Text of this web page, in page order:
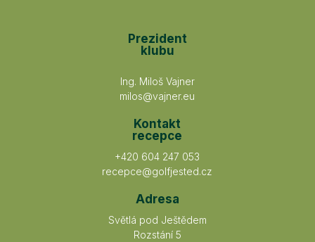
Prezident
klubu
Ing. Miloš Vajner
milos@vajner.eu
Kontakt
recepce
+420 604 247 053
recepce@golfjested.cz
Adresa
Světlá pod Ještědem
Rozstání 5